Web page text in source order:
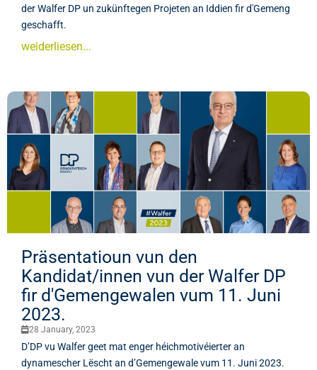
der Walfer DP un zukünftegen Projeten an Iddien fir d'Gemeng
geschafft.
weiderliesen...
Präsentatioun vun den
Kandidat/innen vun der Walfer DP
fir d'Gemengewalen vum 11. Juni
2023.
28 January, 2023
D’DP vu Walfer geet mat enger héichmotivéierter an
dynamescher Lëscht an d’Gemengewale vum 11. Juni 2023.